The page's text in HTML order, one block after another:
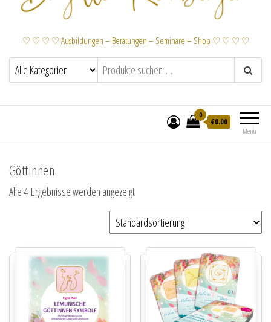
♡ ♡ ♡ ♡ Ausbildungen – Beratungen – Seminare – Shop ♡ ♡ ♡ ♡
Menü
0
€0.00
Göttinnen
Alle 4 Ergebnisse werden angezeigt